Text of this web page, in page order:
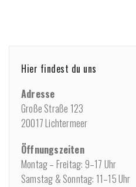
Hier findest du uns
Adresse
Große Straße 123
20017 Lichtermeer
Öffnungszeiten
Montag – Freitag: 9–17 Uhr
Samstag & Sonntag: 11–15 Uhr